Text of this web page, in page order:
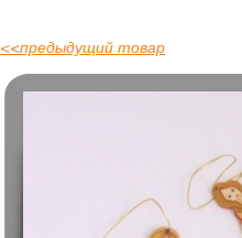
<<предыдущий товар